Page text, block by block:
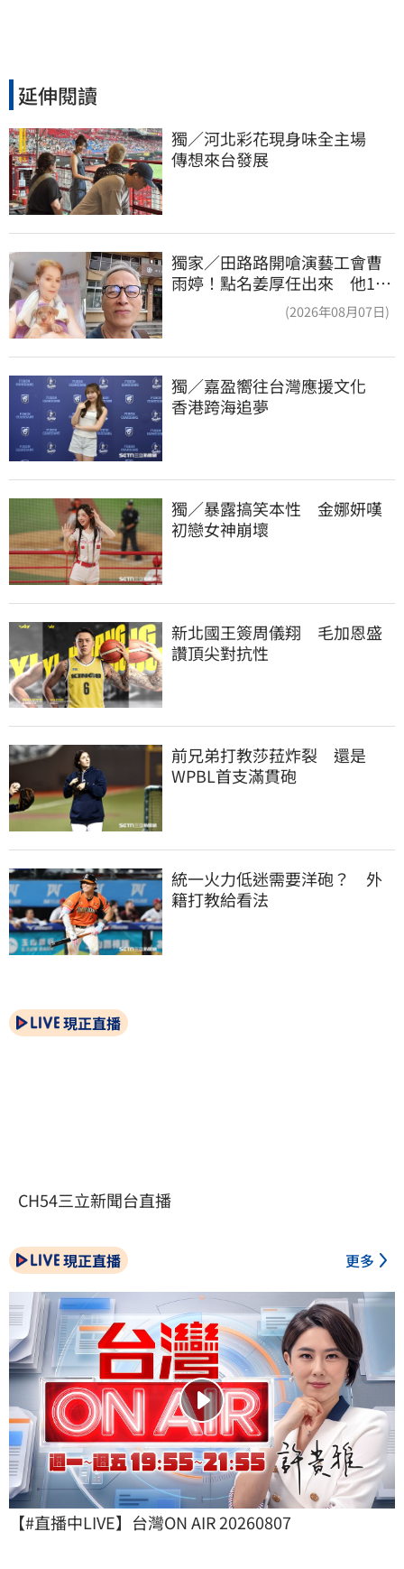
延伸閱讀
獨／河北彩花現身味全主場
傳想來台發展
獨家／田路路開嗆演藝工會曹
雨婷！點名姜厚任出來 他16
(2026年08月07日)
獨／嘉盈嚮往台灣應援文化
香港跨海追夢
獨／暴露搞笑本性　金娜妍嘆
初戀女神崩壞
新北國王簽周儀翔　毛加恩盛
讚頂尖對抗性
前兄弟打教莎菈炸裂　還是
WPBL首支滿貫砲
統一火力低迷需要洋砲？　外
籍打教給看法
現正直播
CH54三立新聞台直播
現正直播 更多
【#直播中LIVE】台灣ON AIR 20260807